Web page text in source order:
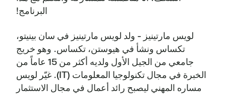
البرنامج!
لويس مارتينيز - ولد لويس مارتينيز في سان بينيتو،
تكساس ونشأ في هيوستن، تكساس. وهو خريج
جامعي من الجيل الأول ولديه أكثر من 15 عاماً من
الخبرة في مجال تكنولوجيا المعلومات (IT). غيّر لويس
مساره المهني ليصبح رائد أعمال في مجال الاستثمار